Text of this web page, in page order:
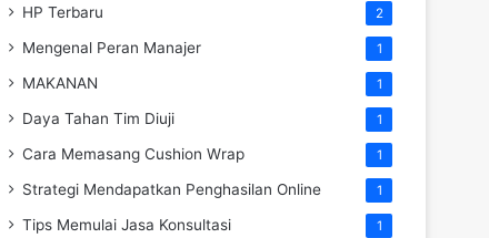
HP Terbaru 2
Mengenal Peran Manajer 1
MAKANAN 1
Daya Tahan Tim Diuji 1
Cara Memasang Cushion Wrap 1
Strategi Mendapatkan Penghasilan Online 1
Tips Memulai Jasa Konsultasi 1